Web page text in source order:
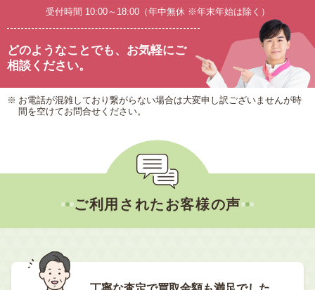
受付時間 10:00～18:00（年中無休 ※年末年始は除く）
どのようなことでも、 お気軽にご
相談ください。
お電話が混雑しており繋がらない場合は大変申し訳ございませんが時
間を空けてお問合せください。
ご利用されたお客様の声